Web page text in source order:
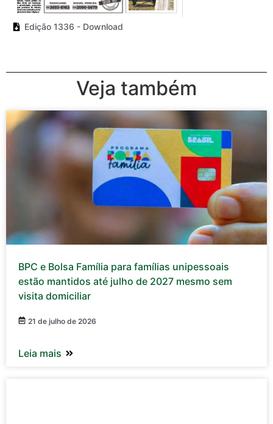
Edição 1336 - Download
Veja também
BPC e Bolsa Família para famílias unipessoais
estão mantidos até julho de 2027 mesmo sem
visita domiciliar
21 de julho de 2026
Leia mais